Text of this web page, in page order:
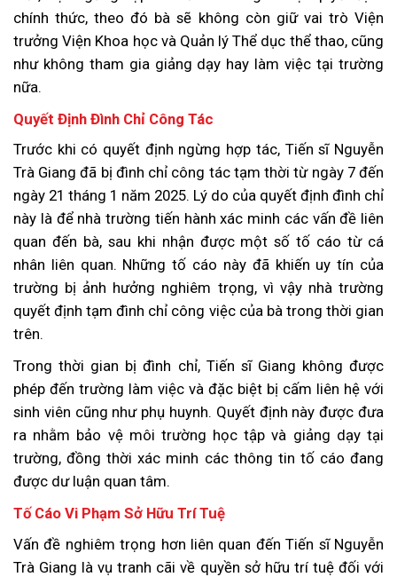
chính thức, theo đó bà sẽ không còn giữ vai trò Viện
trưởng Viện Khoa học và Quản lý Thể dục thể thao, cũng
như không tham gia giảng dạy hay làm việc tại trường
nữa.
Quyết Định Đình Chỉ Công Tác
Trước khi có quyết định ngừng hợp tác, Tiến sĩ Nguyễn
Trà Giang đã bị đình chỉ công tác tạm thời từ ngày 7 đến
ngày 21 tháng 1 năm 2025. Lý do của quyết định đình chỉ
này là để nhà trường tiến hành xác minh các vấn đề liên
quan đến bà, sau khi nhận được một số tố cáo từ cá
nhân liên quan. Những tố cáo này đã khiến uy tín của
trường bị ảnh hưởng nghiêm trọng, vì vậy nhà trường
quyết định tạm đình chỉ công việc của bà trong thời gian
trên.
Trong thời gian bị đình chỉ, Tiến sĩ Giang không được
phép đến trường làm việc và đặc biệt bị cấm liên hệ với
sinh viên cũng như phụ huynh. Quyết định này được đưa
ra nhằm bảo vệ môi trường học tập và giảng dạy tại
trường, đồng thời xác minh các thông tin tố cáo đang
được dư luận quan tâm.
Tố Cáo Vi Phạm Sở Hữu Trí Tuệ
Vấn đề nghiêm trọng hơn liên quan đến Tiến sĩ Nguyễn
Trà Giang là vụ tranh cãi về quyền sở hữu trí tuệ đối với